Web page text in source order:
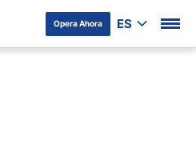
Opera Ahora ES